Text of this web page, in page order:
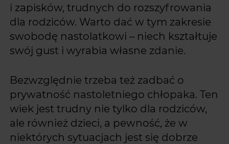
i zapisków, trudnych do rozszyfrowania
dla rodziców. Warto dać w tym zakresie
swobodę nastolatkowi – niech kształtuje
swój gust i wyrabia własne zdanie.
Bezwzględnie trzeba też zadbać o
prywatność nastoletniego chłopaka. Ten
wiek jest trudny nie tylko dla rodziców,
ale również dzieci, a pewność, że w
niektórych sytuacjach jest się dobrze